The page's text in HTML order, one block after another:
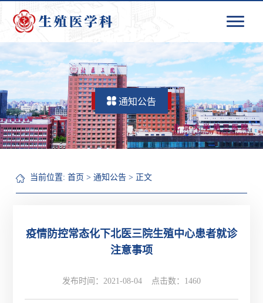
通知公告
当前位置:首页 >通知公告 > 正文
疫情防控常态化下北医三院生殖中心患者就诊
注意事项
发布时间：2021-08-04 点击数： 1460